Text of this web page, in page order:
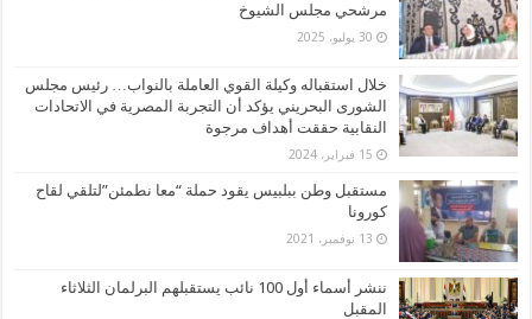
مرشحي مجلس الشيوخ
30 يوليو، 2025
خلال استقباله وكيلة القوي العاملة بالنواب… رئيس مجلس
الشورى البحريني يؤكد أن التجربة المصرية في الاتحادات
النقابية حققت أهداف مرجوة
15 فبراير، 2024
مستقبل وطن ببلبيس يقود حملة “معا نطمئن”لتلقي لقاح
كورونا
13 نوفمبر، 2021
ننشر أسماء أول 100 نائب يستقبلهم البرلمان الثلاثاء
المقبل